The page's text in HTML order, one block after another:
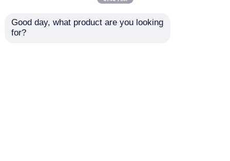
Good day, what product are you looking
for?